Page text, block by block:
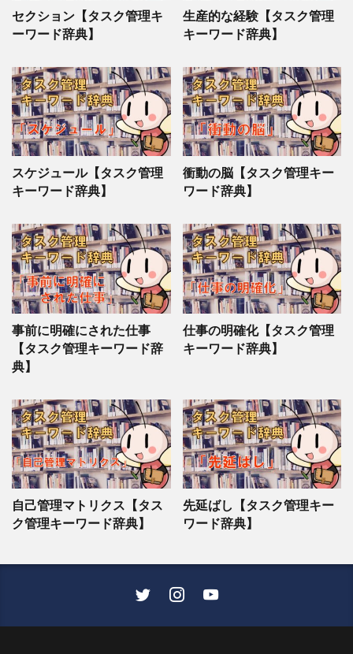
セクション【タスク管理キ
ーワード辞典】
生産的な経験【タスク管理
キーワード辞典】
スケジュール【タスク管理
キーワード辞典】
衝動の脳【タスク管理キー
ワード辞典】
事前に明確にされた仕事
【タスク管理キーワード辞
典】
仕事の明確化【タスク管理
キーワード辞典】
自己管理マトリクス【タス
ク管理キーワード辞典】
先延ばし【タスク管理キー
ワード辞典】